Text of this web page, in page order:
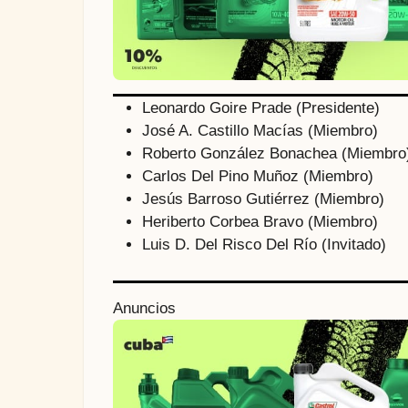
Leonardo Goire Prade (Presidente)
José A. Castillo Macías (Miembro)
Roberto González Bonachea
Carlos Del Pino Muñoz (Miembro)
Jesús Barroso Gutiérrez (Miembro)
Heriberto Corbea Bravo (Miembro)
Luis D. Del Risco Del Río (Invitado)
Anuncios
P
o